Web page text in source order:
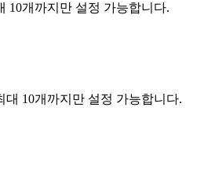
10개까지만 설정 가능합니다.
대 10개까지만 설정 가능합니다.